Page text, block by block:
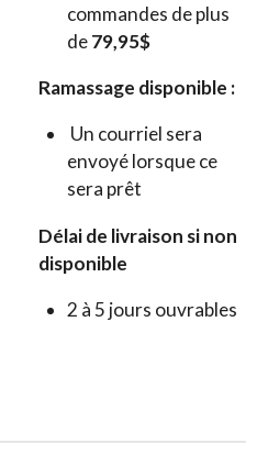
commandes de plus
de79,95$
Ramassage disponible :
Un courriel sera
envoyé lorsque ce
sera prêt
Délai de livraison si non
disponible
2 à 5 jours ouvrables